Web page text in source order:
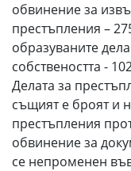
обвинение за
престъпления –
образуваните
собствеността -
Делата за
същият е броят и
престъпления
обвинение за
се непроменен